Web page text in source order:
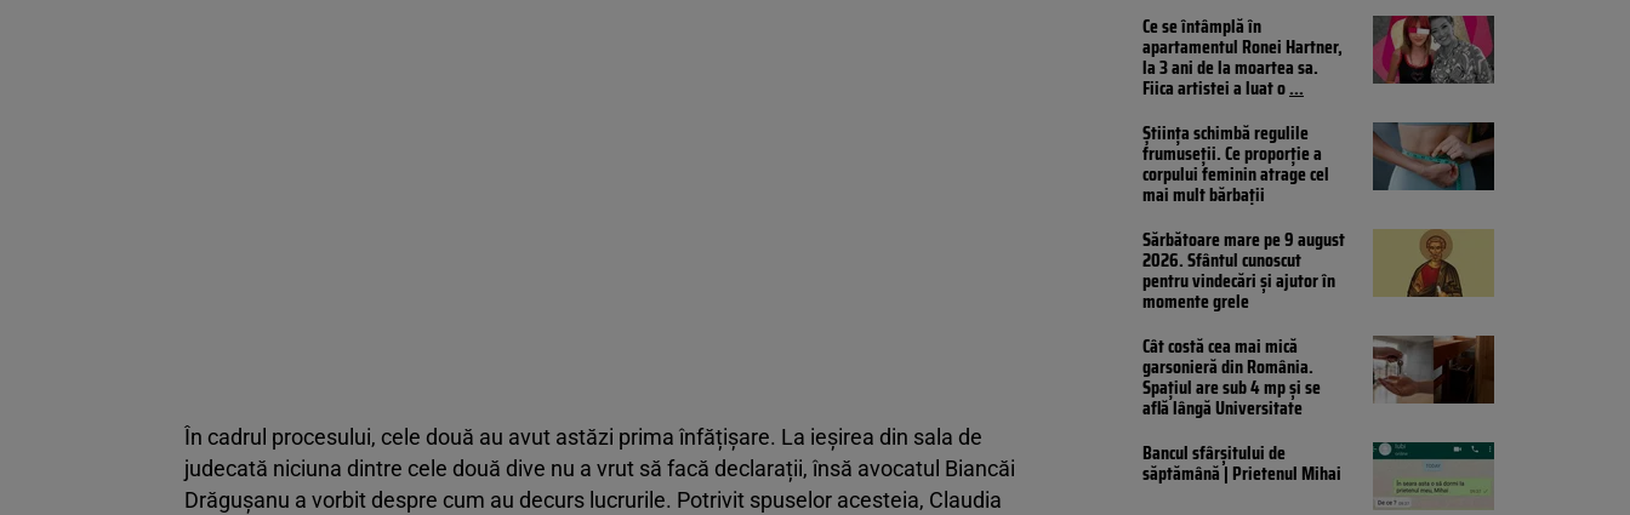
În cadrul procesului, cele două au avut astăzi prima înfățișare. La ieșirea din sala de
judecată niciuna dintre cele două dive nu a vrut să facă declarații, însă avocatul Biancăi
Drăgușanu a vorbit despre cum au decurs lucrurile. Potrivit spuselor acesteia, Claudia
Ce se întâmplă în
apartamentul Ronei Hartner,
la 3 ani de la moartea sa.
Fiica artistei a luat o...
Știința schimbă regulile
frumuseții. Ce proporție a
corpului feminin atrage cel
mai mult bărbații
Sărbătoare mare pe 9 august
2026. Sfântul cunoscut
pentru vindecări și ajutor în
momente grele
Cât costă cea mai mică
garsonieră din România.
Spațiul are sub 4 mp și se
află lângă Universitate
Bancul sfârșitului de
săptămână | Prietenul Mihai